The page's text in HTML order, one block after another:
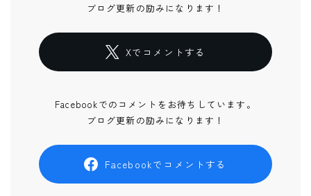
ブログ更新の励みになります！
Xでコメントする
Facebookでのコメントをお待ちしています。
ブログ更新の励みになります！
Facebookでコメントする